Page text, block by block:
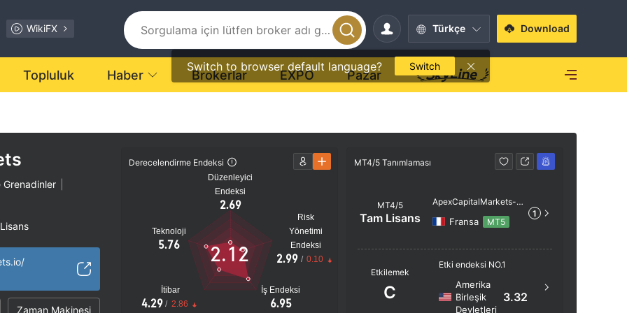
WikiFX Türkçe
Switch to browser default language? Switch
Download
Topluluk Haber Brokerlar EXPO Pazar
Grenadinler
risk
Zaman Makinesi
Derecelendirme Endeksi
Düzenleyici
Endeksi
2.69
Teknoloji
5.76
İtibar
4.29 / 2.86
İş Endeksi
6.95
Risk
Yönetimi
Endeksi
2.99 / 0.10
2.12
MT4/5 Tanımlaması
MT4/5
Tam Lisans
ApexCapitalMarkets-E
Fransa MT5
1
Etkilemek
C
Etki endeksi NO.1
Amerika
Birleşik
Devletleri
3.32